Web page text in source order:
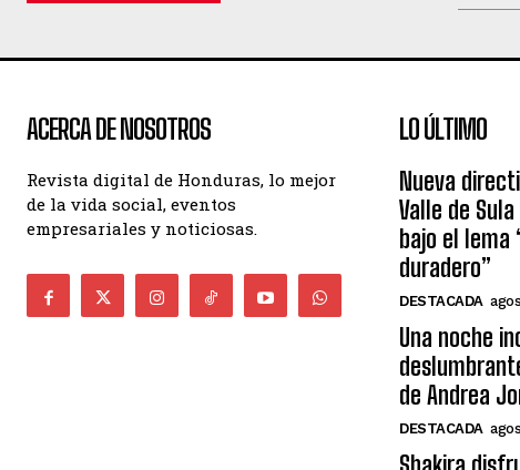
ACERCA DE NOSOTROS
Revista digital de Honduras, lo mejor
de la vida social, eventos
empresariales y noticiosas.
LO ÚLTIMO
Nueva
Valle de
bajo el lema
duradero”
DESTACADA
Una noche
de Andrea
DESTACADA